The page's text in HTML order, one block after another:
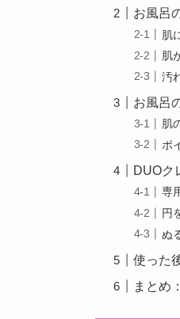
お風呂
肌
肌
汚
お風呂
肌
ポ
DUOク
専
円
ぬ
使った
まとめ